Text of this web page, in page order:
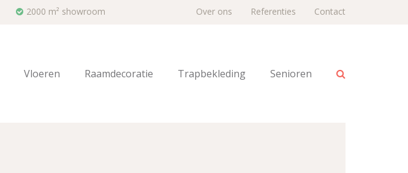
2000 m² showroom Over ons Referenties Contact
Vloeren Raamdecoratie Trapbekleding Senioren